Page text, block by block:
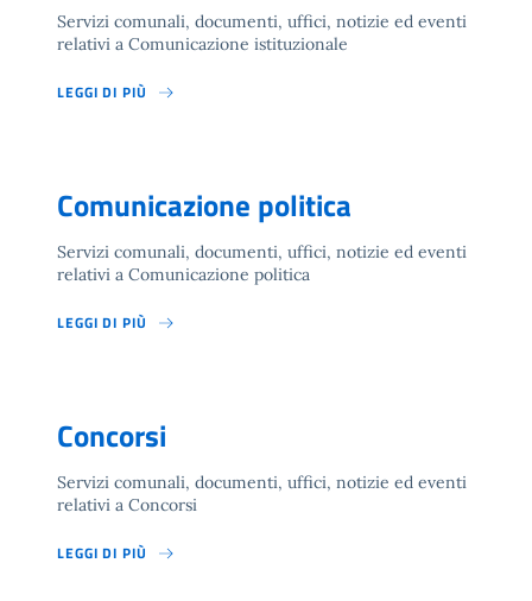
Servizi comunali, documenti, uffici, notizie ed eventi
relativi a Comunicazione istituzionale
LEGGI DI PIÙ
Comunicazione politica
Servizi comunali, documenti, uffici, notizie ed eventi
relativi a Comunicazione politica
LEGGI DI PIÙ
Concorsi
Servizi comunali, documenti, uffici, notizie ed eventi
relativi a Concorsi
LEGGI DI PIÙ